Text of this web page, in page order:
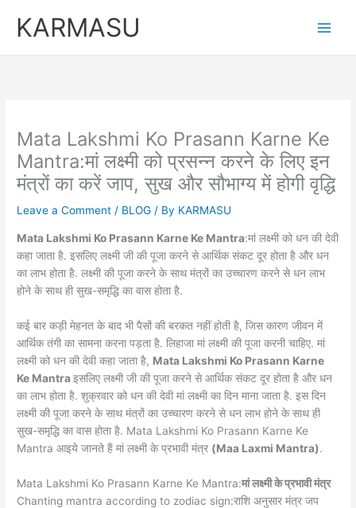
KARMASU
Mata Lakshmi Ko Prasann Karne Ke
Mantra:मां लक्ष्‍मी को प्रसन्न करने के लिए इन
मंत्रों का करें जाप, सुख और सौभाग्य में होगी वृद्धि
Leave a Comment / BLOG / By KARMASU
Mata Lakshmi Ko Prasann Karne Ke Mantra:मां लक्ष्मी को धन की देवी
कहा जाता है. इसलिए लक्ष्मी जी की पूजा करने से आर्थिक संकट दूर होता है और धन
का लाभ होता है. लक्ष्मी की पूजा करने के साथ मंत्रों का उच्चारण करने से धन लाभ
होने के साथ ही सुख-समृद्धि का वास होता है.
कई बार कड़ी मेहनत के बाद भी पैसों की बरकत नहीं होती है, जिस कारण जीवन में
आर्थिक तंगी का सामना करना पड़ता है. लिहाजा मां लक्ष्मी की पूजा करनी चाहिए. मां
लक्ष्मी को धन की देवी कहा जाता है, Mata Lakshmi Ko Prasann Karne
Ke Mantraइसलिए लक्ष्मी जी की पूजा करने से आर्थिक संकट दूर होता है और धन
का लाभ होता है. शुक्रवार को धन की देवी मां लक्ष्मी का दिन माना जाता है. इस दिन
लक्ष्मी की पूजा करने के साथ मंत्रों का उच्चारण करने से धन लाभ होने के साथ ही
सुख-समृद्धि का वास होता है. Mata Lakshmi Ko Prasann Karne Ke
Mantra आइये जानते हैं मां लक्ष्मी के प्रभावी मंत्र (Maa Laxmi Mantra).
Mata Lakshmi Ko Prasann Karne Ke Mantra:मां लक्ष्मी के प्रभावी मंत्र
Chanting mantra according to zodiac sign:राशि अनुसार मंत्र जप